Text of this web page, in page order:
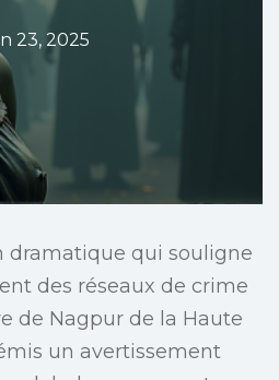
23, 2025
dramatique qui souligne
des réseaux de crime
de Nagpur de la Haute
un avertissement